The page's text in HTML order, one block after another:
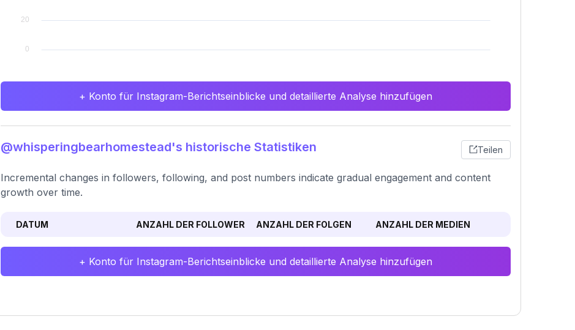
+ Konto für Instagram-Berichtseinblicke und detaillierte Analyse hinzufügen
@whisperingbearhomestead's historische Statistiken Teilen
Incremental changes in followers, following, and post numbers indicate gradual engagement and content
growth over time.
DATUM ANZAHL DER FOLLOWER ANZAHL DER FOLGEN ANZAHL DER MEDIEN
+ Konto für Instagram-Berichtseinblicke und detaillierte Analyse hinzufügen